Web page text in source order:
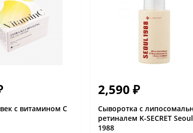
с витамином С
2,590₽
Сыворотка с
ретиналем K-SECRET Seoul
1988